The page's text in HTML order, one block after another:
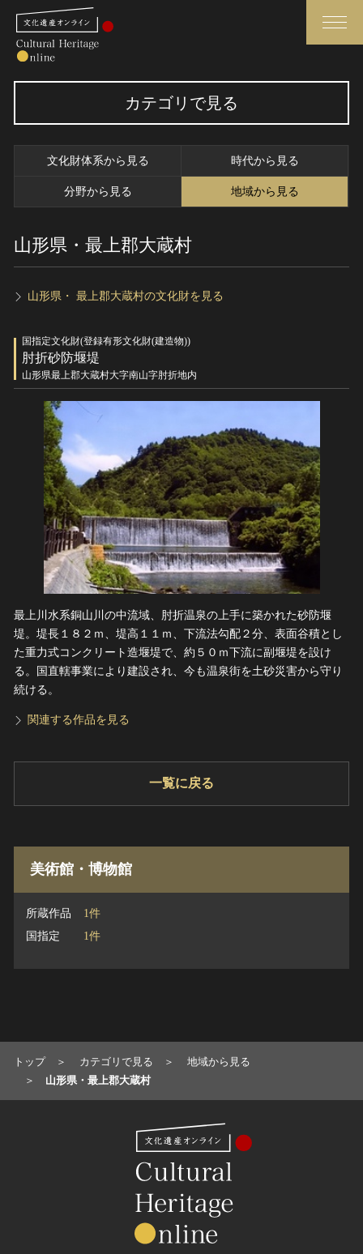
さらに詳細検索
トップ
作品一覧
カテゴリで見る
全国の美術館・博物館
世界遺産
無形文化遺産
動画で見る無形の文化財
媒体資料・関連記事等
博物館、美術館の皆さまへ
文化庁よりご挨拶
お知らせ一覧
ヘルプ
サイトマップ
サイトのご意見はこちら
文化遺産データベース
国指定文化財等データベース
カテゴリで見る
文化財体系から見る 時代から見る
分野から見る 地域から見る
山形県・最上郡大蔵村
山形県・ 最上郡大蔵村の文化財を見る
国指定文化財(登録有形文化財(建造物))
肘折砂防堰堤
山形県最上郡大蔵村大字南山字肘折地内
最上川水系銅山川の中流域、肘折温泉の上手に築かれた砂防堰
堤。堤長１８２ｍ、堤高１１ｍ、下流法勾配２分、表面谷積とし
た重力式コンクリート造堰堤で、約５０ｍ下流に副堰堤を設け
る。国直轄事業により建設され、今も温泉街を土砂災害から守り
続ける。
関連する作品を見る
一覧に戻る
美術館・博物館
所蔵作品
1件
国指定
1件
トップ カテゴリで見る
地域から見る
山形県・最上郡大蔵村